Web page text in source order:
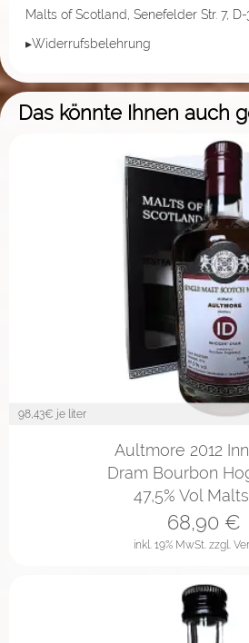
Malts of Scotland, Senefelder Str. 7,
▸Widerrufsbelehrung
Das könnte Ihnen auch
98,43€ je liter
Aultmore 2012
Dram Bourbon
47,5% Vol
inkl. 19% MwSt. zzgl.
68,90€